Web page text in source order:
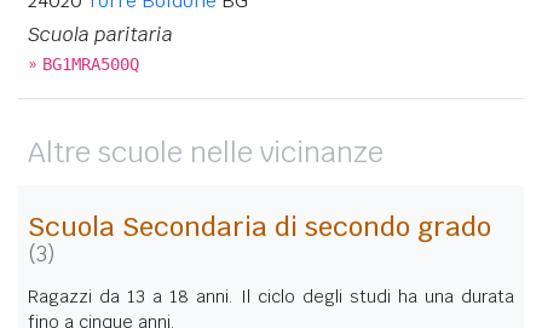
Scuola paritaria
» BG1MRA500Q
Altre scuole nelle vicinanze
Scuola Secondaria di secondo grado
(3)
Ragazzi da 13 a 18 anni. Il ciclo degli studi ha una durata
fino a cinque anni.